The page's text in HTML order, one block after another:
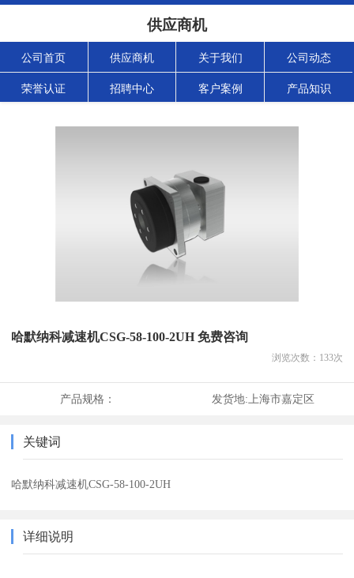
供应商机
公司首页 供应商机 关于我们 公司动态
荣誉认证 招聘中心 客户案例 产品知识
哈默纳科减速机CSG-58-100-2UH 免费咨询
浏览次数： 133次
产品规格： 发货地: 上海市嘉定区
关键词
哈默纳科减速机CSG-58-100-2UH
详细说明